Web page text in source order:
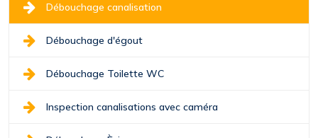
Débouchage canalisation
Débouchage d'égout
Débouchage Toilette WC
Inspection canalisations avec caméra